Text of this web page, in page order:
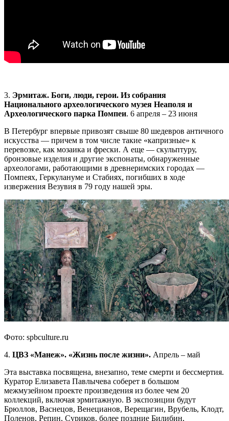
3. Эрмитаж. Боги, люди, герои. Из собрания
Национального археологического музея Неаполя и
Археологического парка Помпеи. 6 апреля – 23 июня
В Петербург впервые привозят свыше 80 шедевров античного
искусства — причем в том числе такие «капризные» к
перевозке, как мозаика и фрески. А еще — скульптуру,
бронзовые изделия и другие экспонаты, обнаруженные
археологами, работающими в древнеримских городах —
Помпеях, Геркулануме и Стабиях, погибших в ходе
извержения Везувия в 79 году нашей эры.
Фото: spbculture.ru
4. ЦВЗ «Манеж». «Жизнь после жизни». Апрель – май
Эта выставка посвящена, внезапно, теме смерти и бессмертия.
Куратор Елизавета Павлычева соберет в большом
межмузейном проекте произведения из более чем 20
коллекций, включая эрмитажную. В экспозиции будут
Брюллов, Васнецов, Венецианов, Верещагин, Врубель, Клодт,
Поленов, Репин, Суриков, более поздние Билибин,